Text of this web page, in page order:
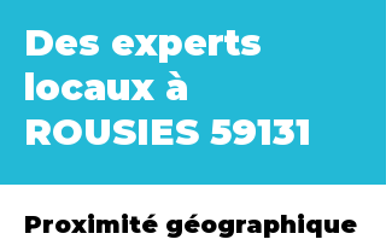
Des experts
locaux à
ROUSIES 59131
Proximité géographique